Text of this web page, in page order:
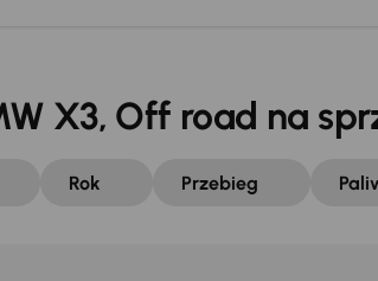
X3, Off road na
Rok Przebieg